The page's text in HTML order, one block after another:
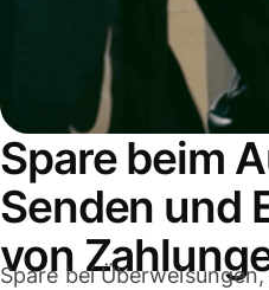
Spare beim
Senden und
von
Spare bei